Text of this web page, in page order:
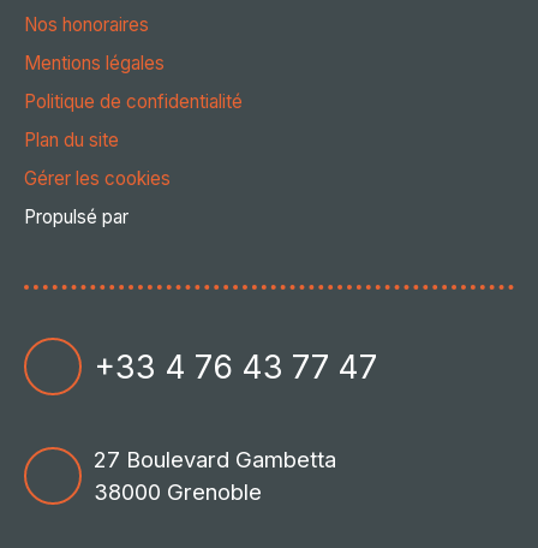
Nos honoraires
Mentions légales
Politique de confidentialité
Plan du site
Gérer les cookies
Propulsé par
+33 4 76 43 77 47
27 Boulevard Gambetta
38000 Grenoble